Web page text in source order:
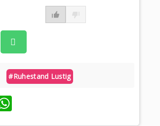
#ruhestand Lustig